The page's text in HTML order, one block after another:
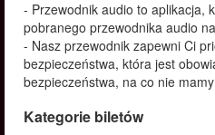
- Przewodnik audio to aplikacja,
pobranego przewodnika audio
- Nasz przewodnik zapewni Ci
bezpieczeństwa, która jest
bezpieczeństwa, na co nie mamy
Kategorie biletów